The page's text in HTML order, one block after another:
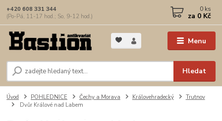
Menu
Hledat
+420 608 331 344
(Po-Pá, 11-17 hod.; So, 9-12 hod.)
0 ks
za 0 Kč
Úvod POHLEDNICE Čechy a Morava Královehradecký
Trutnov
Dvůr Králové nad Labem